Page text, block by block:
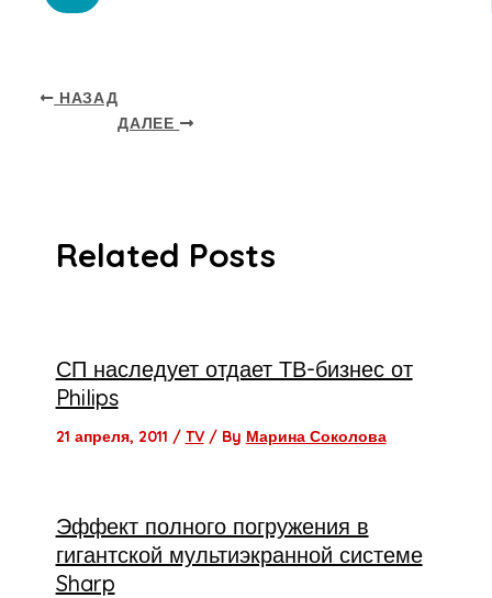
НАЗАД
ДАЛЕЕ
Related Posts
СП наследует отдает ТВ-бизнес от
Philips
21 апреля, 2011 / TV/ By Марина Соколова
Эффект полного погружения в
гигантской мультиэкранной системе
Sharp